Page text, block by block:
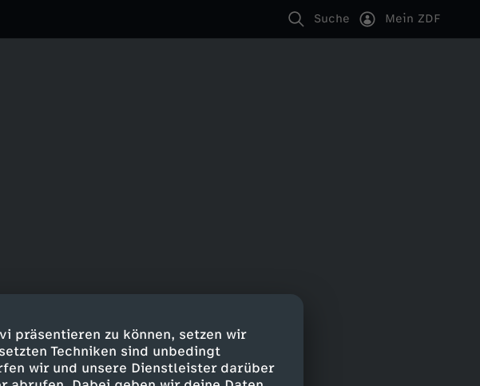
präsentieren zu können, setzen wir
Techniken sind unbedingt
wir und unsere Dienstleister darüber
Suche Mein ZDF